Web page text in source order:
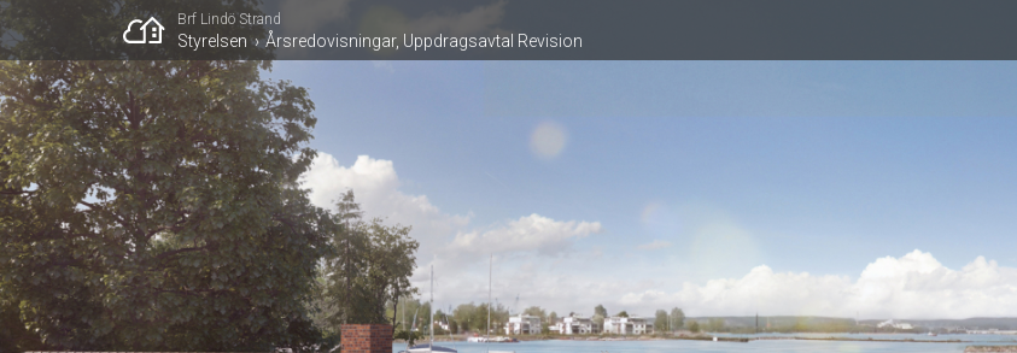
Brf Lindö Strand
Styrelsen Årsredovisningar, Uppdragsavtal Revision